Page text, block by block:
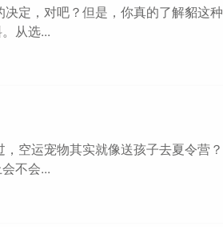
定，对吧？但是，你真的了解貂这种
从选...
空运宠物其实就像送孩子去夏令营？
不会...